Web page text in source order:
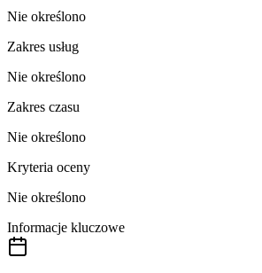
Nie określono
Zakres usług
Nie określono
Zakres czasu
Nie określono
Kryteria oceny
Nie określono
Informacje kluczowe